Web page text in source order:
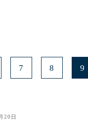
7 8 9
20日